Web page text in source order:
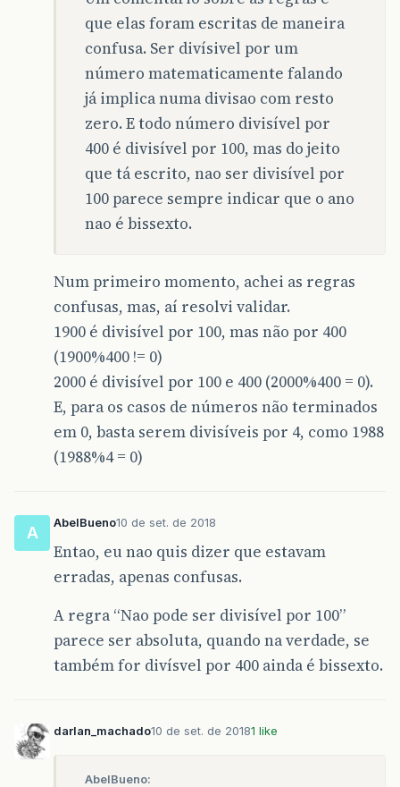
que elas foram escritas de maneira
confusa. Ser divísivel por um
número matematicamente falando
já implica numa divisao com resto
zero. E todo número divisível por
400 é divisível por 100, mas do jeito
que tá escrito, nao ser divisível por
100 parece sempre indicar que o ano
nao é bissexto.
Num primeiro momento, achei as regras
confusas, mas, aí resolvi validar.
1900 é divisível por 100, mas não por 400
(1900%400 != 0)
2000 é divisível por 100 e 400 (2000%400 = 0).
E, para os casos de números não terminados
em 0, basta serem divisíveis por 4, como 1988
(1988%4 = 0)
A
AbelBueno10 de set. de 2018
Entao, eu nao quis dizer que estavam
erradas, apenas confusas.
A regra “Nao pode ser divisível por 100”
parece ser absoluta, quando na verdade, se
também for divísvel por 400 ainda é bissexto.
darlan_machado10 de set. de 20181 like
AbelBueno: